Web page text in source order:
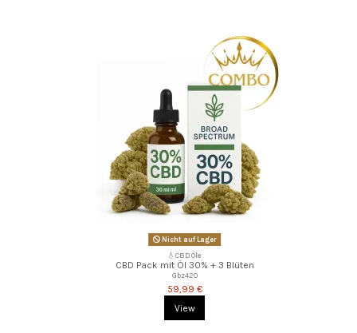
Nicht auf Lager
💧CBD Öle
CBD Pack mit Öl 30% + 3 Blüten
Gbz420
59,99 €
View